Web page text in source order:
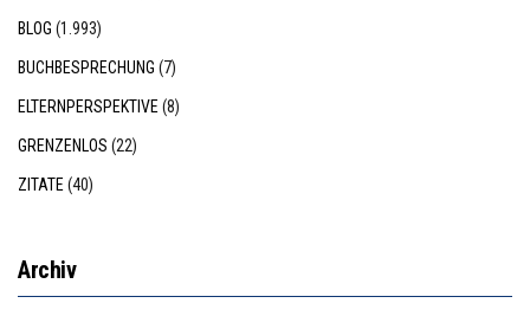
BLOG (1.993)
BUCHBESPRECHUNG (7)
ELTERNPERSPEKTIVE (8)
GRENZENLOS (22)
ZITATE (40)
Archiv